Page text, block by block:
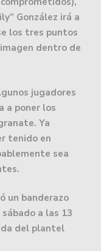
González irá a
los tres puntos
dentro de
jugadores
a poner los
Ya
tenido en
sea
un banderazo
a las 13
del plantel